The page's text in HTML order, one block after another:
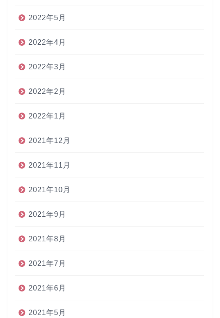
2022年5月
2022年4月
2022年3月
2022年2月
2022年1月
2021年12月
2021年11月
2021年10月
2021年9月
2021年8月
2021年7月
2021年6月
2021年5月